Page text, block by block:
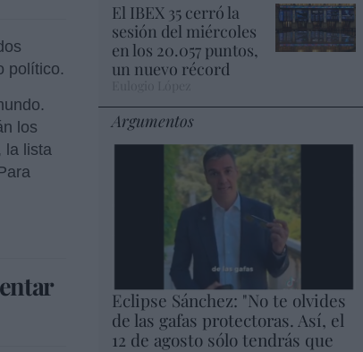
político.
los
la lista
El IBEX 35 cerró la
sesión del miércoles
en los 20.057 puntos,
un nuevo récord
Argumentos
Eclipse Sánchez: "No te olvides
de las gafas protectoras. Así, el
12 de agosto sólo tendrás que